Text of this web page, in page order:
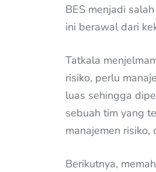
BES menjadi
ini berawal dari
Tatkala
risiko, perlu
luas sehingga
sebuah tim yang
manajemen risiko,
Berikutnya,